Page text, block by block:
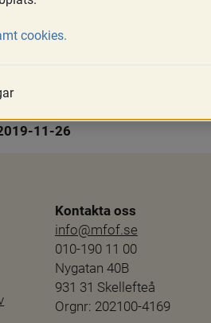
11-26
Kontakta oss
info@mfof.se
010-190 11 00
Nygatan 40B
931 31 Skellefteå
Orgnr: 202100-4169
cookies.